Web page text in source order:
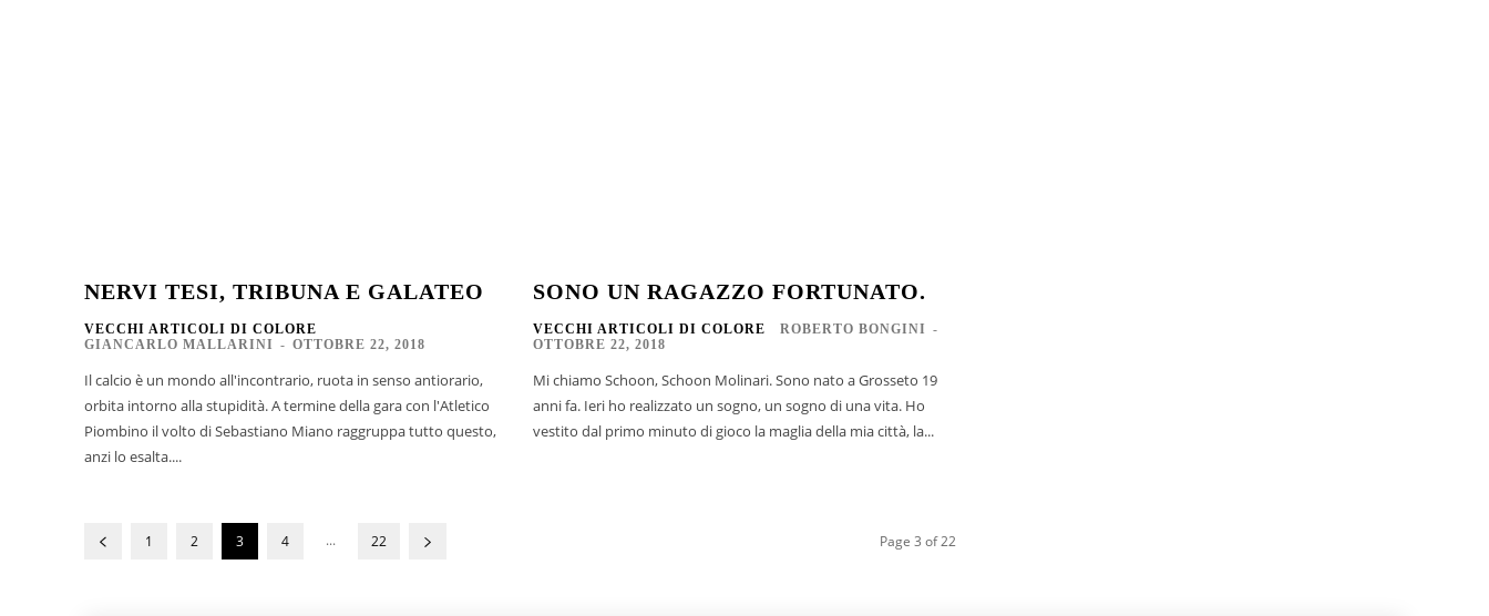
NERVI TESI, TRIBUNA E GALATEO
VECCHI ARTICOLI DI COLORE
GIANCARLO MALLARINI - OTTOBRE 22, 2018
Il calcio è un mondo all'incontrario, ruota in senso antiorario,
orbita intorno alla stupidità. A termine della gara con l'Atletico
Piombino il volto di Sebastiano Miano raggruppa tutto questo,
anzi lo esalta....
SONO UN RAGAZZO FORTUNATO.
VECCHI ARTICOLI DI COLORE ROBERTO BONGINI -
OTTOBRE 22, 2018
Mi chiamo Schoon, Schoon Molinari. Sono nato a Grosseto 19
anni fa. Ieri ho realizzato un sogno, un sogno di una vita. Ho
vestito dal primo minuto di gioco la maglia della mia città, la...
1 2 3 4 ... 22 Page 3 of 22